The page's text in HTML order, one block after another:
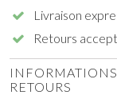
Livraison
Retours
RETOURS